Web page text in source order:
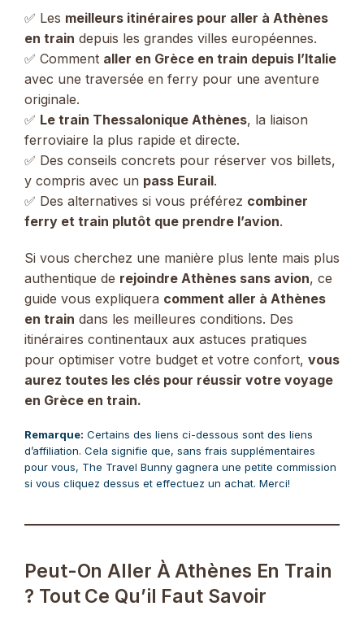
✅ Les meilleurs itinéraires pour aller à Athènes
en train depuis les grandes villes européennes.
✅ Comment aller en Grèce en train depuis l’Italie
avec une traversée en ferry pour une aventure
originale.
✅ Le train Thessalonique Athènes, la liaison
ferroviaire la plus rapide et directe.
✅ Des conseils concrets pour réserver vos billets,
y compris avec un pass Eurail.
✅ Des alternatives si vous préférez combiner
ferry et train plutôt que prendre l’avion.
Si vous cherchez une manière plus lente mais plus
authentique de rejoindre Athènes sans avion, ce
guide vous expliquera comment aller à Athènes
en train dans les meilleures conditions. Des
itinéraires continentaux aux astuces pratiques
pour optimiser votre budget et votre confort, vous
aurez toutes les clés pour réussir votre voyage
en Grèce en train.
Remarque: Certains des liens ci-dessous sont des liens
d’affiliation. Cela signifie que, sans frais supplémentaires
pour vous, The Travel Bunny gagnera une petite commission
si vous cliquez dessus et effectuez un achat. Merci!
Peut-On Aller À Athènes En Train
? Tout Ce Qu’il Faut Savoir